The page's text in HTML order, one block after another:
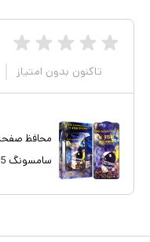
تاکنون بدون امتیاز
محافظ
سامسونگ SAMSUNG A55